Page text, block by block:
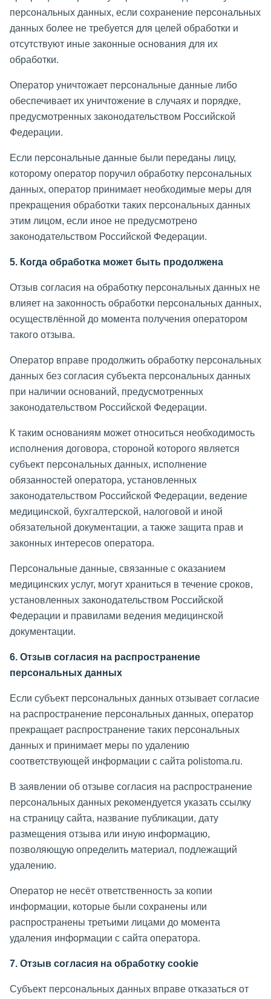
персональных данных, если сохранение персональных
данных более не требуется для целей обработки и
отсутствуют иные законные основания для их
обработки.
Оператор уничтожает персональные данные либо
обеспечивает их уничтожение в случаях и порядке,
предусмотренных законодательством Российской
Федерации.
Если персональные данные были переданы лицу,
которому оператор поручил обработку персональных
данных, оператор принимает необходимые меры для
прекращения обработки таких персональных данных
этим лицом, если иное не предусмотрено
законодательством Российской Федерации.
5. Когда обработка может быть продолжена
Отзыв согласия на обработку персональных данных не
влияет на законность обработки персональных данных,
осуществлённой до момента получения оператором
такого отзыва.
Оператор вправе продолжить обработку персональных
данных без согласия субъекта персональных данных
при наличии оснований, предусмотренных
законодательством Российской Федерации.
К таким основаниям может относиться необходимость
исполнения договора, стороной которого является
субъект персональных данных, исполнение
обязанностей оператора, установленных
законодательством Российской Федерации, ведение
медицинской, бухгалтерской, налоговой и иной
обязательной документации, а также защита прав и
законных интересов оператора.
Персональные данные, связанные с оказанием
медицинских услуг, могут храниться в течение сроков,
установленных законодательством Российской
Федерации и правилами ведения медицинской
документации.
6. Отзыв согласия на распространение
персональных данных
Если субъект персональных данных отзывает согласие
на распространение персональных данных, оператор
прекращает распространение таких персональных
данных и принимает меры по удалению
соответствующей информации с сайта polistoma.ru.
В заявлении об отзыве согласия на распространение
персональных данных рекомендуется указать ссылку
на страницу сайта, название публикации, дату
размещения отзыва или иную информацию,
позволяющую определить материал, подлежащий
удалению.
Оператор не несёт ответственность за копии
информации, которые были сохранены или
распространены третьими лицами до момента
удаления информации с сайта оператора.
7. Отзыв согласия на обработку cookie
Субъект персональных данных вправе отказаться от